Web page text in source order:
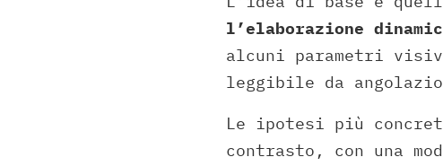
l’elaborazione
alcuni parametri
leggibile da
Le ipotesi più
contrasto, con una